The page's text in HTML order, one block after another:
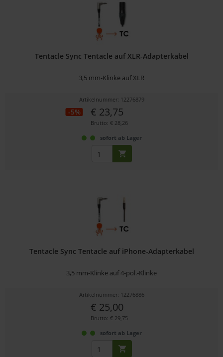
Tentacle Sync Tentacle auf XLR-Adapterkabel
3,5 mm-Klinke auf XLR
Artikelnummer: 12276879
-5% € 23,75
Brutto: € 28,26
sofort ab Lager
Tentacle Sync Tentacle auf iPhone-Adapterkabel
3,5 mm-Klinke auf 4-pol.-Klinke
Artikelnummer: 12276886
€ 25,00
Brutto: € 29,75
sofort ab Lager